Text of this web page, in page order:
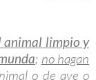
animal limpio y
; no hagan
o de ave o